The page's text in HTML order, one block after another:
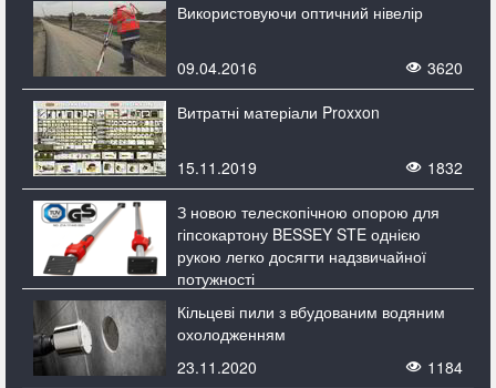
Використовуючи оптичний нівелір
09.04.2016
3620
Витратні матеріали Proxxon
15.11.2019
1832
З новою телескопічною опорою для
гіпсокартону BESSEY STE однією
рукою легко досягти надзвичайної
потужності
20.11.2022
558
Кільцеві пили з вбудованим водяним
охолодженням
23.11.2020
1184